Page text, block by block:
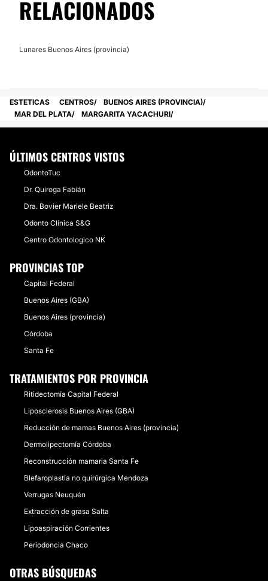
RELACIONADOS
Lunares Buenos Aires (provincia)
ESTETICAS CENTROS
BUENOS AIRES (PROVINCIA)
MAR DEL PLATA
MARGARITA YACACHURI
ÚLTIMOS CENTROS VISTOS
OdontoTuc
Dr. Quiroga Fabián
Dra. Bovier Mariele Beatriz
Odonto Clínica S&G
Centro Odontologico NK
PROVINCIAS TOP
Capital Federal
Buenos Aires (GBA)
Buenos Aires (provincia)
Córdoba
Santa Fe
TRATAMIENTOS POR PROVINCIA
Ritidectomía Capital Federal
Liposclerosis Buenos Aires (GBA)
Reducción de mamas Buenos Aires (provincia)
Dermolipectomía Córdoba
Reconstrucción mamaria Santa Fe
Blefaroplastia no quirúrgica Mendoza
Verrugas Neuquén
Extracción de grasa Salta
Lipoaspiración Corrientes
Periodoncia Chaco
OTRAS BÚSQUEDAS